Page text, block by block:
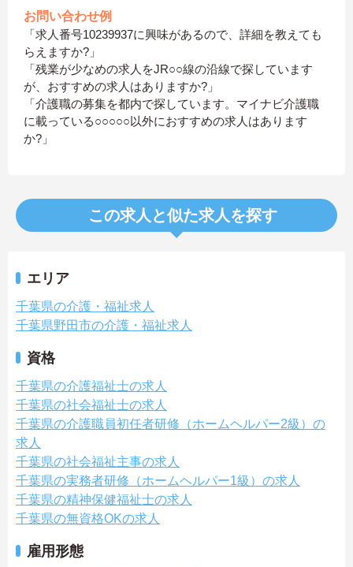
お問い合わせ例
「求人番号10239937に興味があるので、詳細を教えても
らえますか?」
「残業が少なめの求人をJR○○線の沿線で探しています
が、おすすめの求人はありますか?」
「介護職の募集を都内で探しています。マイナビ介護職
に載っている○○○○○以外におすすめの求人はあります
か?」
この求人と似た求人を探す
エリア
千葉県の介護・福祉求人
千葉県野田市の介護・福祉求人
資格
千葉県の介護福祉士の求人
千葉県の社会福祉士の求人
千葉県の介護職員初任者研修（ホームヘルパー2級）の
求人
千葉県の社会福祉主事の求人
千葉県の実務者研修（ホームヘルパー1級）の求人
千葉県の精神保健福祉士の求人
千葉県の無資格OKの求人
雇用形態